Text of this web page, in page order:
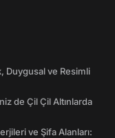
Duygusal ve Resimli
de Çil Çil Altınlarda
ve Şifa Alanları: